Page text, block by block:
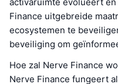
Finance uitgebreide
ecosystemen te
beveiliging om
Hoe zal Nerve Finance
Nerve Finance fungeert